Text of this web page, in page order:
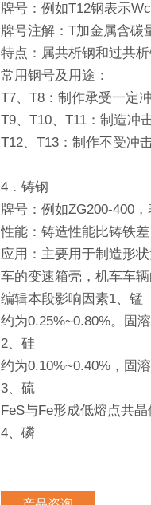
牌号：例如T12钢表示
牌号注解：T加金属含碳
特点：属共析钢和过共
常用钢号及用途：
T7、T8：制作承受一定
T9、T10、T11：制造冲
T12、T13：制作不受冲
4．铸钢
牌号：例如ZG200-400
性能：铸造性能比铸铁
应用：主要用于制造形
车的变速箱壳，机车车辆
编辑本段影响因素1、锰
约为0.25%~0.80%。固
2、硅
约为0.10%~0.40%，固
3、硫
FeS与Fe形成低熔点共
4、磷